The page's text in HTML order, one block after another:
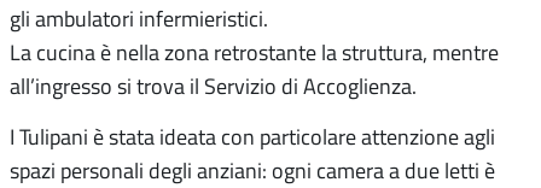
gli ambulatori infermieristici.
La cucina è nella zona retrostante la struttura, mentre
all’ingresso si trova il Servizio di Accoglienza.
I Tulipani è stata ideata con particolare attenzione agli
spazi personali degli anziani: ogni camera a due letti è